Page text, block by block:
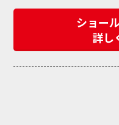
ショー
詳し